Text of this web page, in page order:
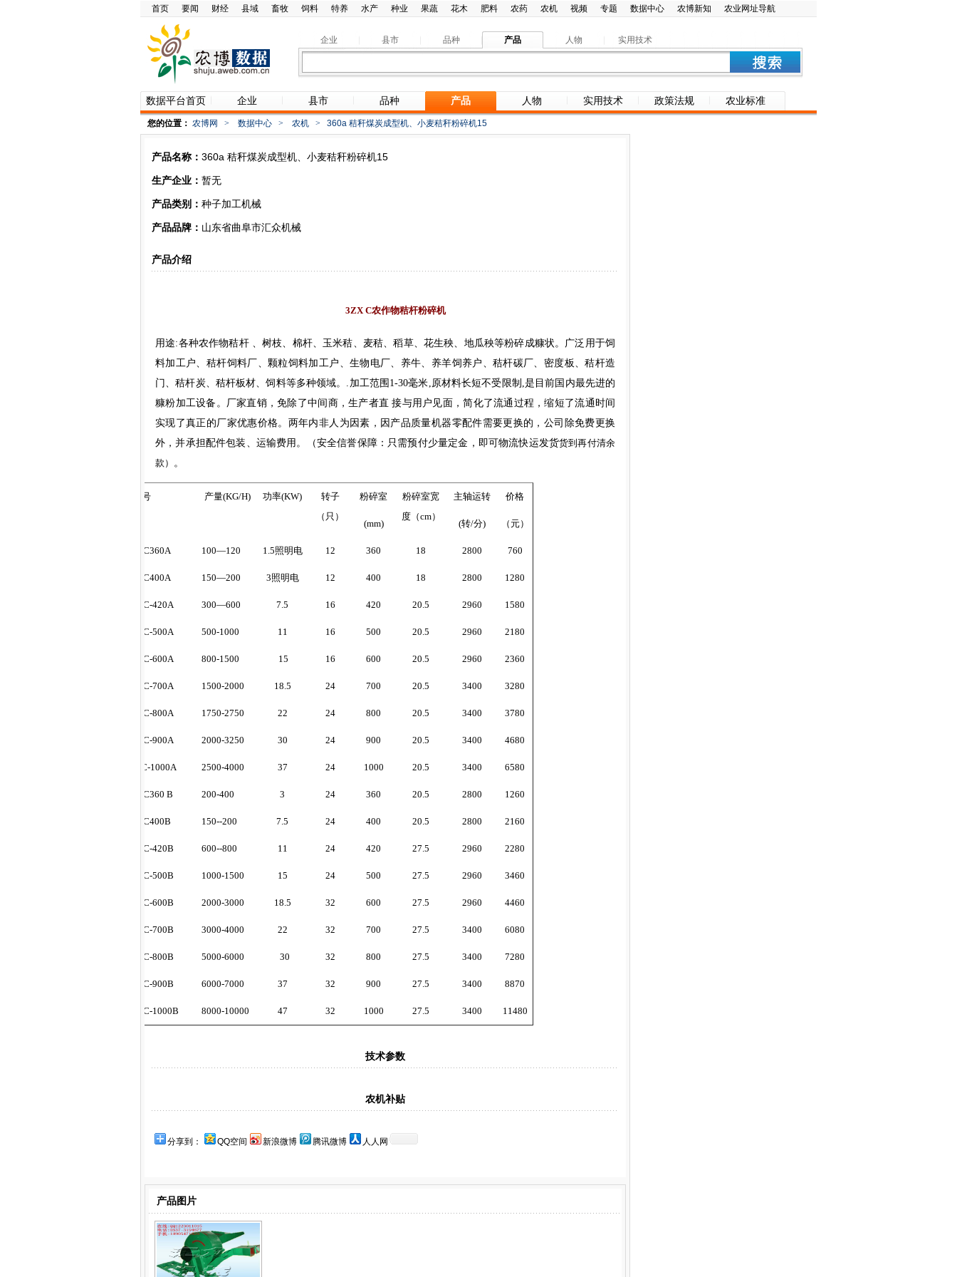
首页 要闻 财经 县域 畜牧 饲料 特养 水产 种业 果蔬 花木 肥料 农药 农机 视频 专题 数据中心 农博新知 农业网址导航
企业 县市 品种 产品 人物 实用技术
数据平台首页 企业 县市 品种 产品 人物 实用技术 政策法规 农业标准
您的位置： 农博网 > 数据中心 > 农机 > 360a 秸秆煤炭成型机、小麦秸秆粉碎机15
产品名称： 360a 秸秆煤炭成型机、小麦秸秆粉碎机15
生产企业： 暂无
产品类别： 种子加工机械
产品品牌： 山东省曲阜市汇众机械
产品介绍
3ZX C农作物秸杆粉碎机
用途:各种农作物秸杆 、树枝、棉杆、玉米秸、麦秸、稻草、花生秧、地瓜秧等粉碎成糠状。广泛用于饲
料加工户、秸杆饲料厂、颗粒饲料加工户、生物电厂、养牛、养羊饲养户、秸杆碳厂、密度板、秸杆造
门、秸杆炭、秸杆板材、饲料等多种领域。 . 加工范围 1-30毫米,原材料长短不受限制 ,是目前国内最先进的
糠粉加工设备。 厂家直销，免除了中间商，生产者直 接与用户见面 ，简化了流通过程，缩短了流通时间
实现了真正的厂家优惠价格。 两年内非人为因素，因产品质量机器零配件需要更换的，公司除免费更换
外，并承担配件包装、运输费用。（安全信誉保障：只需预付少量定金，即可物流快运发货货到再付清余
款） 。
号 产量(KG/H) 功率(KW)
转子
（只）
粉碎室
(mm)
粉碎室宽
度（cm）
主轴运转
(转/分)
价格
（元）
3ZX C360A 100—120 1.5照明电 12 360 18 2800 760
3ZX C400A 150—200 3照明电 12 400 18 2800 1280
3ZX C-420A 300—600 7.5 16 420 20.5 2960 1580
3ZX C-500A 500-1000 11 16 500 20.5 2960 2180
3ZX C-600A 800-1500 15 16 600 20.5 2960 2360
3ZX C-700A 1500-2000 18.5 24 700 20.5 3400 3280
3ZX C-800A 1750-2750 22 24 800 20.5 3400 3780
3ZX C-900A 2000-3250 30 24 900 20.5 3400 4680
3ZXC-1000A 2500-4000 37 24 1000 20.5 3400 6580
3ZX C360 B 200-400 3 24 360 20.5 2800 1260
3ZX C400B 150--200 7.5 24 400 20.5 2800 2160
3ZX C-420B 600--800 11 24 420 27.5 2960 2280
3ZX C-500B 1000-1500 15 24 500 27.5 2960 3460
3ZX C-600B 2000-3000 18.5 32 600 27.5 2960 4460
3ZX C-700B 3000-4000 22 32 700 27.5 3400 6080
3ZX C-800B 5000-6000 30 32 800 27.5 3400 7280
3ZX C-900B 6000-7000 37 32 900 27.5 3400 8870
3ZX C-1000B 8000-10000 47 32 1000 27.5 3400 11480
技术参数
农机补贴
分享到： QQ空间 新浪微博 腾讯微博 人人网
产品图片